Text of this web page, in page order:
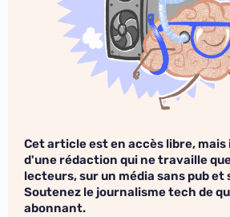
Cet article est en accès libre,
d'une rédaction qui ne travaille
lecteurs, sur un média sans pub
Soutenez le journalisme tech de
abonnant.